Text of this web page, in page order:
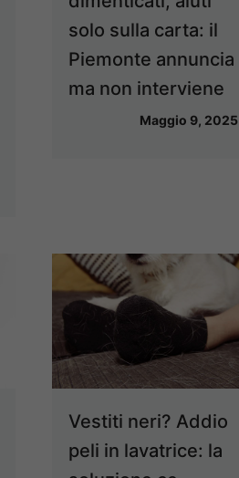
solo sulla carta: il
Piemonte annuncia
ma non interviene
Maggio 9, 2025
Vestiti neri? Addio
peli in lavatrice: la